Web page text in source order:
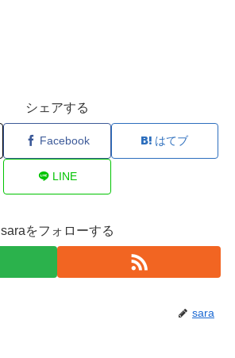
シェアする
Facebook はてブ
LINE
saraをフォローする
sara